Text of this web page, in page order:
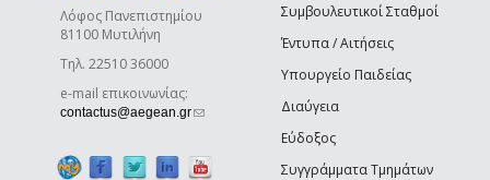
Λόφος Πανεπιστημίου
81100 Μυτιλήνη
Τηλ. 22510 36000
e-mail επικοινωνίας:
contactus@aegean.gr(link sends e-mail)
Συμβουλευτικοί Σταθμοί
Έντυπα / Αιτήσεις
Υπουργείο Παιδείας
Διαύγεια
Εύδοξος
Συγγράμματα Τμημάτων